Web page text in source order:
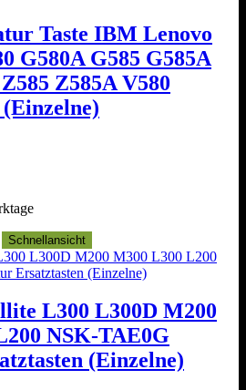
auf.
Die
Optionen
können
auf
der
Produktseite
Taste IBM Lenovo
G580A G585 G585A
Z585A V580
Dieses
Produkt
weist
Varianten
auf.
Die
Optionen
können
Schnellansicht
L300 L300D M200
NSK-TAE0G
(Einzelne)